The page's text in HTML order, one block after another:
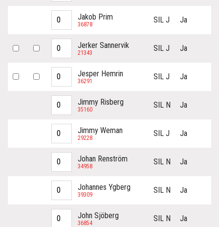
Jakob Prim
36878 SIL J Ja
Jerker Sannervik
21343 SIL J Ja
Jesper Hemrin
36291 SIL J Ja
Jimmy Risberg
35160 SIL N Ja
Jimmy Weman
29228 SIL J Ja
Johan Renström
34958 SIL N Ja
Johannes Ygberg
39309 SIL N Ja
John Sjöberg
36854 SIL N Ja